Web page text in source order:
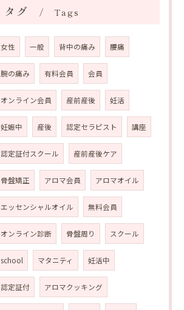
タグ Tags
女性 一般 背中の痛み 腰痛
腕の痛み 有料会員 会員
オンライン会員 産前産後 妊活
妊娠中 産後 認定セラピスト 講座
認定証付スクール 産前産後ケア
骨盤矯正 アロマ会員 アロマオイル
エッセンシャルオイル 無料会員
オンライン診断 骨盤周り スクール
school マタニティ 妊活中
認定証付 アロマクッキング